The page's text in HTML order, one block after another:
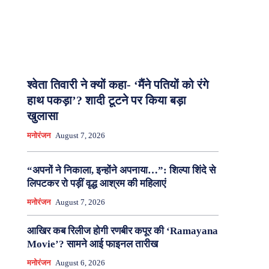
श्वेता तिवारी ने क्यों कहा- ‘मैंने पतियों को रंगे
हाथ पकड़ा’? शादी टूटने पर किया बड़ा
खुलासा
मनोरंजन August 7, 2026
“अपनों ने निकाला, इन्होंने अपनाया…”: शिल्पा शिंदे से
लिपटकर रो पड़ीं वृद्ध आश्रम की महिलाएं
मनोरंजन August 7, 2026
आखिर कब रिलीज होगी रणबीर कपूर की ‘Ramayana
Movie’? सामने आई फाइनल तारीख
मनोरंजन August 6, 2026